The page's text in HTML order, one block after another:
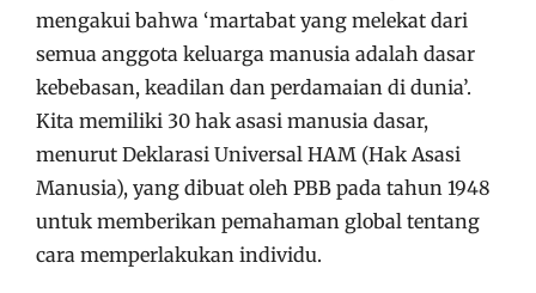
mengakui bahwa ‘martabat yang melekat dari
semua anggota keluarga manusia adalah dasar
kebebasan, keadilan dan perdamaian di dunia’.
Kita memiliki 30 hak asasi manusia dasar,
menurut Deklarasi Universal HAM (Hak Asasi
Manusia), yang dibuat oleh PBB pada tahun 1948
untuk memberikan pemahaman global tentang
cara memperlakukan individu.